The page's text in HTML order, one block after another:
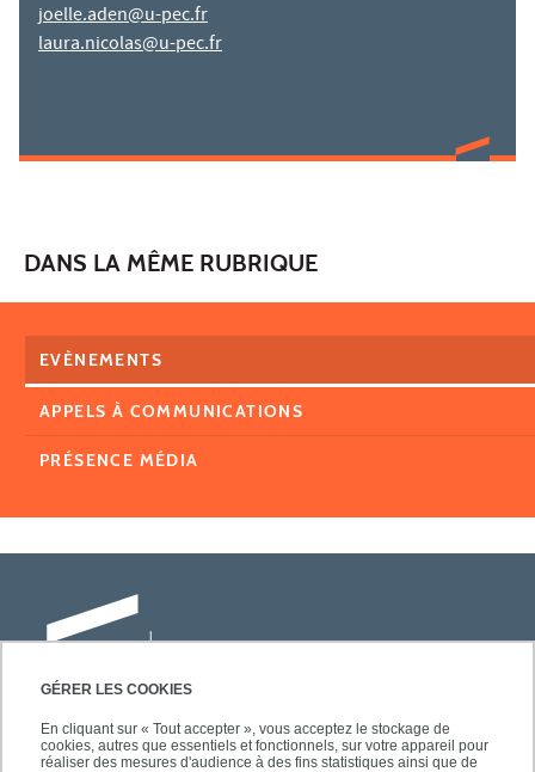
GÉRER LES COOKIES
En cliquant sur « Tout accepter », vous acceptez le stockage de
cookies, autres que essentiels et fonctionnels, sur votre appareil pour
réaliser des mesures d'audience à des fins statistiques ainsi que de
joelle.aden@u-pec.fr
laura.nicolas@u-pec.fr
DANS LA MÊME RUBRIQUE
EVÈNEMENTS
APPELS À COMMUNICATIONS
PRÉSENCE MÉDIA
Université Paris-Est Créteil